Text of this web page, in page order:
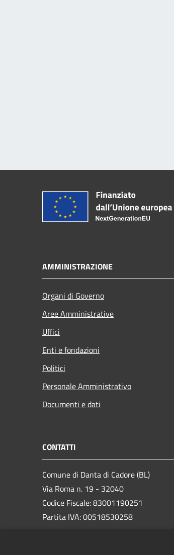
AMMINISTRAZIONE
Organi di Governo
Aree Amministrative
Uffici
Enti e fondazioni
Politici
Personale Amministrativo
Documenti e dati
CONTATTI
Comune di Danta di Cadore (BL)
Via Roma n. 19 - 32040
Codice Fiscale: 83001190251
Partita IVA: 00518530258